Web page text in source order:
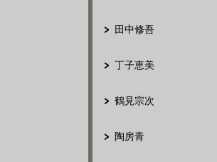
田中修吾
丁子恵美
鶴見宗次
陶房青